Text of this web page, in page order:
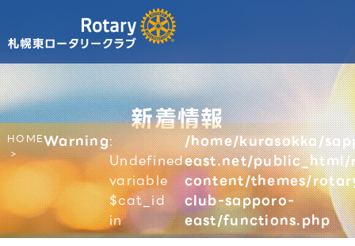
新着情報
HOMEWarning:
Undefined
variable
$cat_id
in
/home/kurasokka/
east.net/
content/themes/
club-sapporo-
east/functions.php